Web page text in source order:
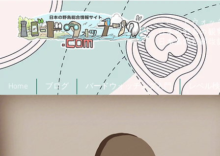
「バードウォッ
日本の野鳥の観
日本鳥類目録
Home ブログ バードウォッチング入門